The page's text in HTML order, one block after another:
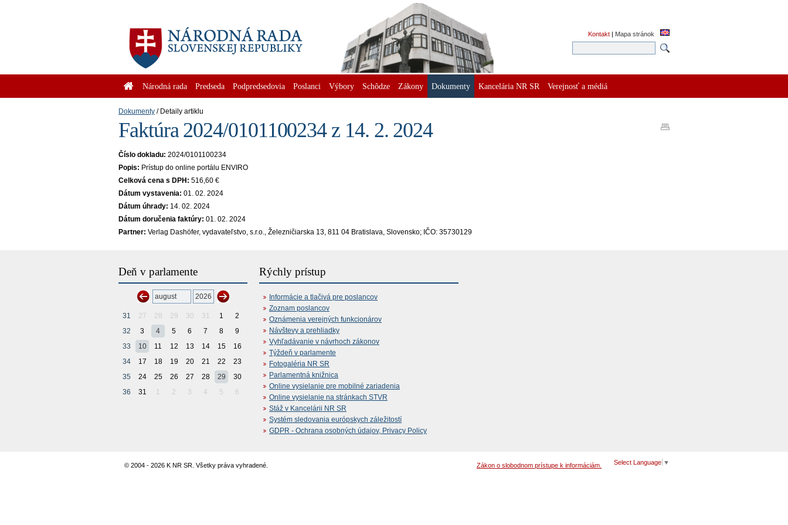
Kontakt | Mapa stránok
Národná rada Predseda Podpredsedovia Poslanci Výbory Schôdze Zákony Dokumenty Kancelária NR SR Verejnosť a médiá
Dokumenty Detaily artiklu
Faktúra 2024/0101100234 z 14. 2. 2024
Číslo dokladu: 2024/0101100234
Popis: Prístup do online portálu ENVIRO
Celková cena s DPH: 516,60 €
Dátum vystavenia: 01. 02. 2024
Dátum úhrady: 14. 02. 2024
Dátum doručenia faktúry: 01. 02. 2024
Partner: Verlag Dashöfer, vydavateľstvo, s.r.o., Železničiarska 13, 811 04 Bratislava, Slovensko; IČO: 35730129
Deň v parlamente
31 27 28 29 30 31 1
2
32
3 4 5 6 7 8
9
33
10 11 12 13 14 15
16
34
17 18 19 20 21 22
23
35
24 25 26 27 28 29
30
36
31 1 2 3 4 5 6
Rýchly prístup
Informácie a tlačivá pre poslancov
Zoznam poslancov
Oznámenia verejných funkcionárov
Návštevy a prehliadky
Vyhľadávanie v návrhoch zákonov
Týždeň v parlamente
Fotogaléria NR SR
Parlamentná knižnica
Online vysielanie pre mobilné zariadenia
Online vysielanie na stránkach STVR
Stáž v Kancelárii NR SR
Systém sledovania európskych záležitostí
GDPR - Ochrana osobných údajov, Privacy Policy
© 2004 - 2026 K NR SR. Všetky práva vyhradené. Select Language ▼
Zákon o slobodnom prístupe k informáciám.